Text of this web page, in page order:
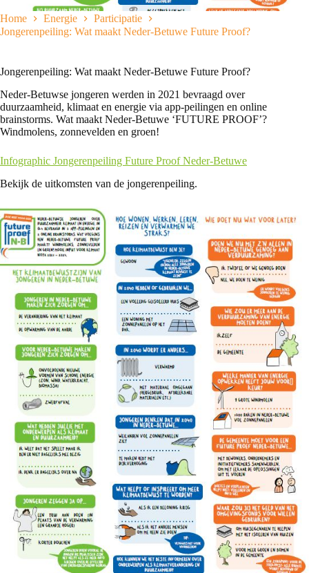
Home Energie
Participatie
Jongerenpeiling: Wat maakt Neder-Betuwe Future Proof?
Jongerenpeiling: Wat maakt Neder-Betuwe Future Proof?
Neder-Betuwse jongeren werden in 2021 bevraagd over
duurzaamheid, klimaat en energie via app-peilingen en online
brainstorms. Wat maakt Neder-Betuwe ‘FUTURE PROOF’?
Windmolens, zonnevelden en groen!
Infographic Jongerenpeiling Future Proof Neder-Betuwe
Bekijk de uitkomsten van de jongerenpeiling.